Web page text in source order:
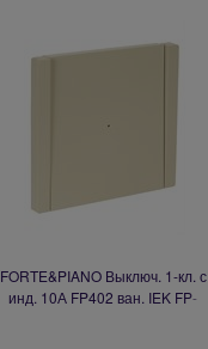
FORTE&PIANO Выключ. 1-кл. с
инд. 10А FP402 ван. IEK FP-